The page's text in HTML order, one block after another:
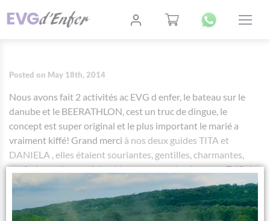
Posted on May 18th, 2014
Nous avons fait 2 activités ac EVG d enfer, le bateau sur le
danube et le BEERATHLON, cest un truc de dingue, le
concept est super original et le plus important le marié a
vraiment kiffé! Grand merci à nos deux guides TITA et
DANIELA , elles étaient souriantes, gentilles, charmantes,
profesionnelles, parfaites! Je recommande vivement EVG d
enfer, foncez les gars, vous n’allez pas regretter!;) a plus les
filles, je vous oublierai pas!